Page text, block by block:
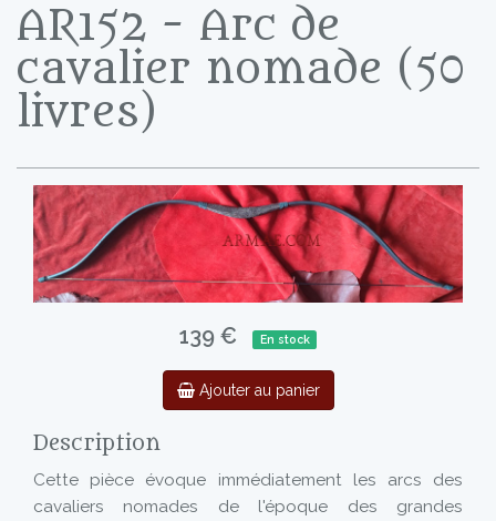
AR152 - Arc de
cavalier nomade (50
livres)
139 € En stock
Ajouter au panier
Description
Cette pièce évoque immédiatement les arcs des
cavaliers nomades de l'époque des grandes